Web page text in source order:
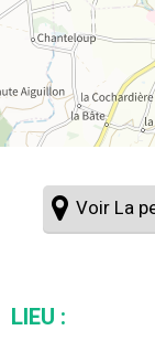
Voir La
LIEU :